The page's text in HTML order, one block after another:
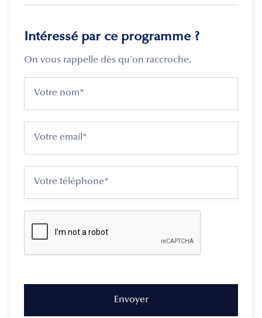
Intéressé par ce programme ?
On vous rappelle dès qu'on raccroche.